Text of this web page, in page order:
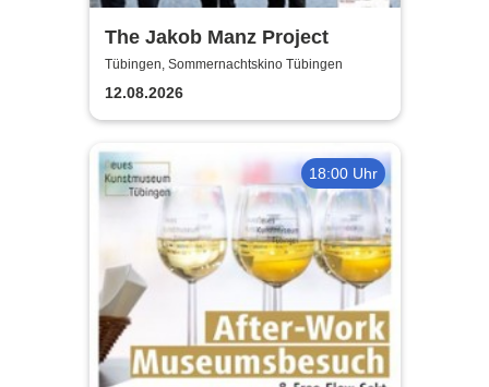
The Jakob Manz Project
Tübingen, Sommernachtskino Tübingen
12.08.2026
18:00 Uhr